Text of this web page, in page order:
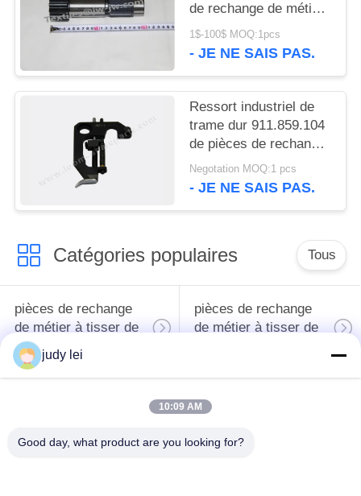
de rechange de métier
à tisser de projectile de
Sulzer
1$-100$ MOQ:1pcs
- JE NE SAIS PAS.
Ressort industriel de
trame dur 911.859.104
de pièces de rechange
de machines de textile
de la pince fa 0.5LL-
Negotation MOQ:1 pcs
- JE NE SAIS PAS.
Catégories populaires Tous
pièces de rechange
de métier à tisser de
tissage
pièces de rechange
de métier à tisser de
électromagnétique de
judy lei
10:09 AM
Good day, what product are you looking for?